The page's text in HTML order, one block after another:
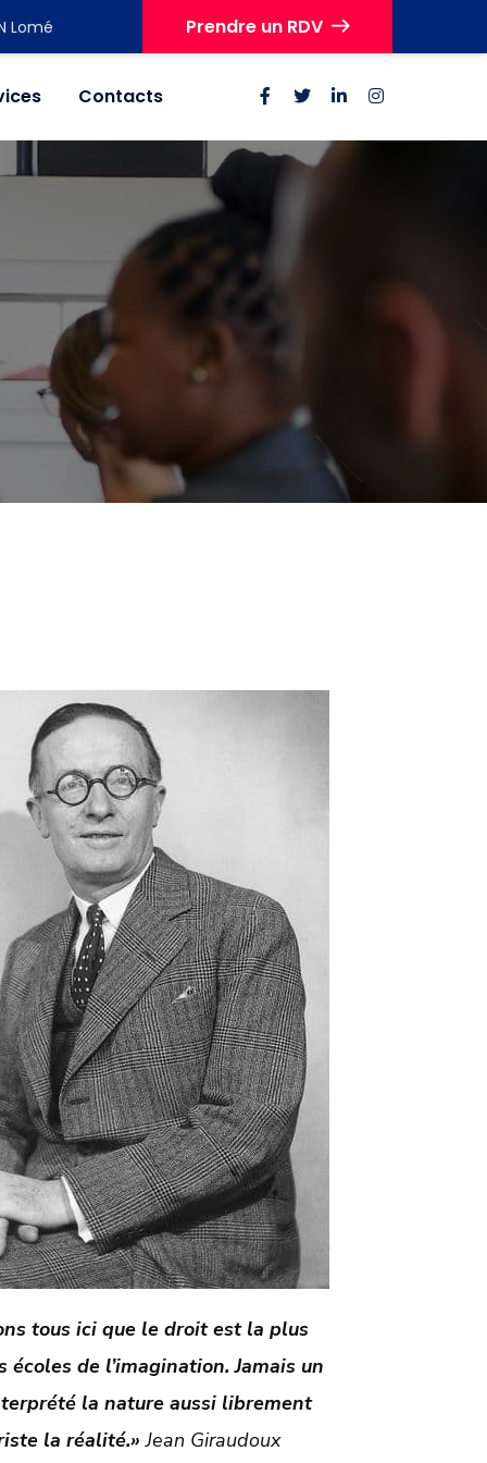
Lomé Prendre un RDV
Contacts
tous ici que le droit est la plus
écoles de l’imagination. Jamais un
la nature aussi librement
la réalité.» Jean Giraudoux